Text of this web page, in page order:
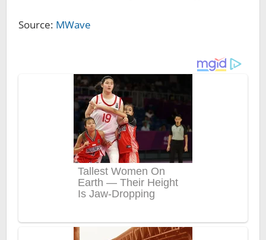
Source: MWave